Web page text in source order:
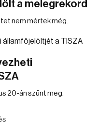
a melegrekord
nem mértek még.
20-án szűnt meg.